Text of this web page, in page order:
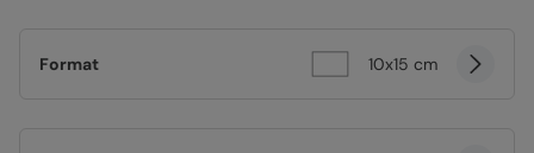
Format 10x15 cm